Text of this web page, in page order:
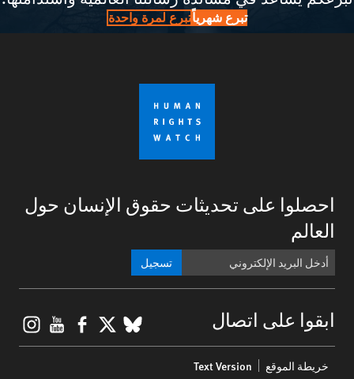
تبرع شهرياًتبرع لمرة واحدة
احصلوا على تحديثات حقوق الإنسان حول
العالم
تسجيل
ابقوا على اتصال BlueSky
X
menu
خريطة الموقع Text Version